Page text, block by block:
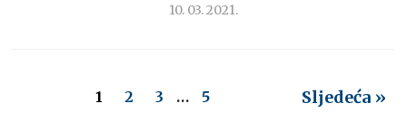
10. 03. 2021.
1 2 3 … 5 Sljedeća »